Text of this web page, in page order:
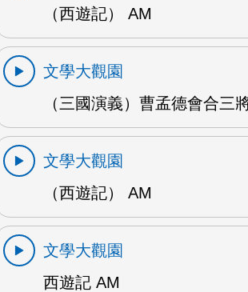
（西遊記） AM
文學大觀園
（三國演義）曹孟德會合三
文學大觀園
（西遊記） AM
文學大觀園
西遊記 AM